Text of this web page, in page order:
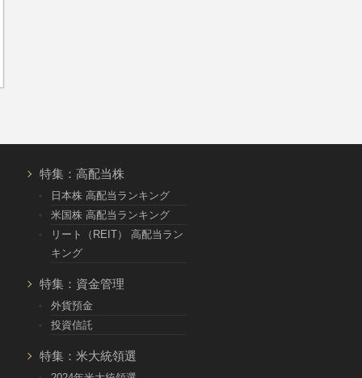
特集：高配当株
日本株 高配当ランキング
米国株 高配当ランキング
リート（REIT） 高配当ラン
キング
特集：資金管理
外貨預金
投資信託
特集：米大統領選